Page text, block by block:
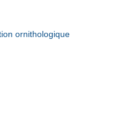
ornithologique